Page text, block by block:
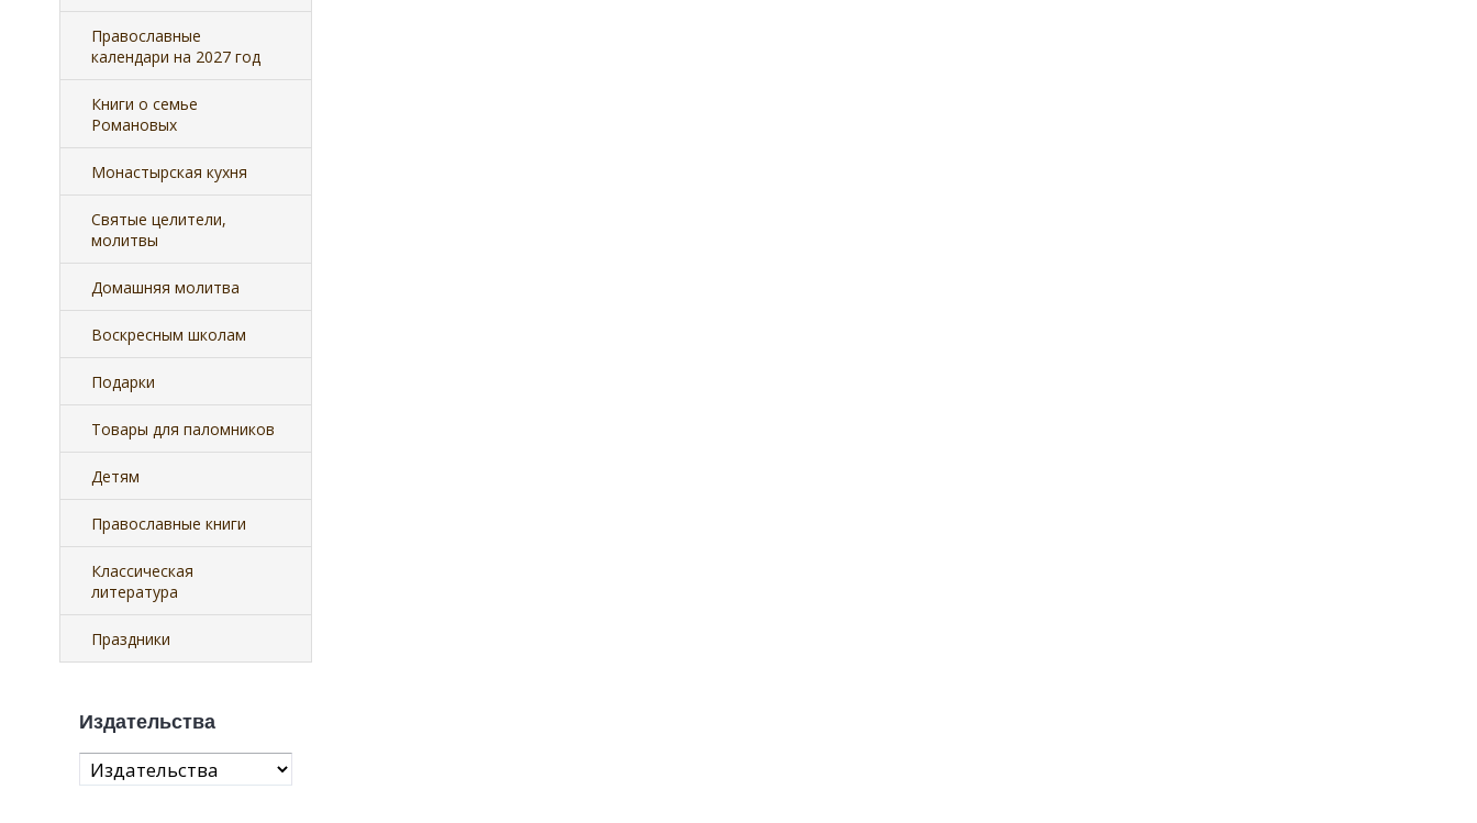
Православные
календари на 2027 год
Книги о семье
Романовых
Монастырская кухня
Святые целители,
молитвы
Домашняя молитва
Воскресным школам
Подарки
Товары для паломников
Детям
Православные книги
Классическая
литература
Праздники
Издательства